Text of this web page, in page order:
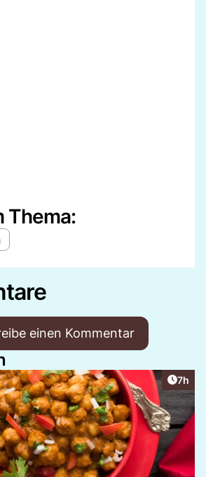
Thema:
einen Kommentar
7h